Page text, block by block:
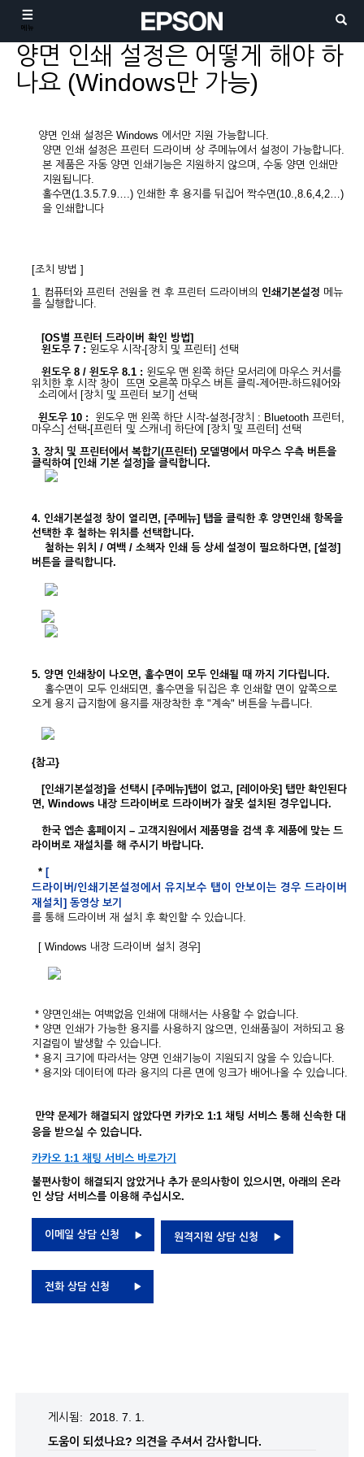
메뉴
양면 인쇄 설정은 어떻게 해야 하
나요 (Windows만 가능)
양면 인쇄 설정은 Windows 에서만 지원 가능합니다.
양면 인쇄 설정은 프린터 드라이버 상 주메뉴에서 설정이 가능합니다.
본 제품은 자동 양면 인쇄기능은 지원하지 않으며 ,수동 양면 인쇄만
지원됩니다.
홀수면(1.3.5.7.9….) 인쇄한 후 용지를 뒤집어 짝수면(10.,8.6,4,2…)
을 인쇄합니다
[조치 방법 ]
1. 컴퓨터와 프린터 전원을 켠 후 프린터 드라이버의 인쇄기본설정 메뉴
를 실행합니다.
[OS별 프린터 드라이버 확인 방법]
윈도우 7 : 윈도우 시작-[장치 및 프린터] 선택
윈도우 8 / 윈도우 8.1 : 윈도우 맨 왼쪽 하단 모서리에 마우스 커서를
위치한 후 시작 창이 뜨면 오른쪽 마우스 버튼 클릭-제어판-하드웨어와
소리에서 [장치 및 프린터 보기] 선택
윈도우 10 : 윈도우 맨 왼쪽 하단 시작-설정-[장치 : Bluetooth 프린터,
마우스] 선택-[프린터 및 스캐너] 하단에 [장치 및 프린터] 선택
3. 장치 및 프린터에서 복합기(프린터) 모델명에서 마우스 우측 버튼을
클릭하여 [인쇄 기본 설정]을 클릭합니다.
4. 인쇄기본설정 창이 열리면, [주메뉴] 탭을 클릭한 후 양면인쇄 항목을
선택한 후 철하는 위치를 선택합니다.
철하는 위치 / 여백 / 소책자 인쇄 등 상세 설정이 필요하다면, [설정]
버튼을 클릭합니다.
5. 양면 인쇄창이 나오면, 홀수면이 모두 인쇄될 때 까지 기다립니다.
홀수면이 모두 인쇄되면, 홀수면을 뒤집은 후 인쇄할 면이 앞쪽으로
오게 용지 급지함에 용지를 재장착한 후 "계속" 버튼을 누릅니다.
{참고}
[인쇄기본설정]을 선택시 [주메뉴]탭이 없고, [레이아웃] 탭만 확인된다
면, Windows 내장 드라이버로 드라이버가 잘못 설치된 경우입니다.
한국 엡손 홈페이지 – 고객지원에서 제품명을 검색 후 제품에 맞는 드
라이버로 재설치를 해 주시기 바랍니다.
* [
드라이버 /인쇄기본설정에서 유지보수 탭이 안보이는 경우 드라이버
재설치] 동영상 보기
를 통해 드라이버 재 설치 후 확인할 수 있습니다.
[ Windows 내장 드라이버 설치 경우]
* 양면인쇄는 여백없음 인쇄에 대해서는 사용할 수 없습니다.
* 양면 인쇄가 가능한 용지를 사용하지 않으면, 인쇄품질이 저하되고 용
지걸림이 발생할 수 있습니다.
* 용지 크기에 따라서는 양면 인쇄기능이 지원되지 않을 수 있습니다.
* 용지와 데이터에 따라 용지의 다른 면에 잉크가 배어나올 수 있습니다.
만약 문제가 해결되지 않았다면 카카오 1:1 채팅 서비스 통해 신속한 대
응을 받으실 수 있습니다.
카카오 1:1 채팅 서비스 바로가기
불편사항이 해결되지 않았거나 추가 문의사항이 있으시면, 아래의 온라
인 상담 서비스를 이용해 주십시오.
이메일 상담 신청 원격지원 상담 신청
전화 상담 신청
게시됨: 2018. 7. 1.
도움이 되셨나요? 의견을 주셔서 감사합니다.